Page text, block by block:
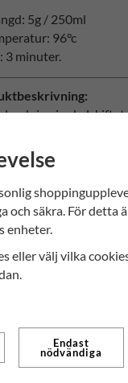
5g / 250ml
96°c
3 minuter.
i
flera olika
säkra. För detta
enheter.
eller välj vilka
Endast
nödvändiga